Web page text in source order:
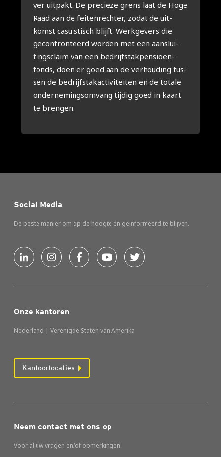
ver uit­pakt. De pre­cie­ze grens laat de Hoge
Raad aan de fei­ten­rech­ter, zodat de uit­
komst casu­ïs­tisch blijft. Werk­ge­vers die
gecon­fron­teerd wor­den met een aan­slui­
tings­claim van een bedrijfs­tak­pen­si­oen­
fonds, doen er goed aan de ver­hou­ding tus­
sen de bedrijfs­tak­ac­ti­vi­tei­ten en de tota­le
onder­ne­mings­om­vang tij­dig goed in kaart
te bren­gen.
Onze kantoren
Nederland | Verenigde Staten van Amerika
Kantoorlocaties
Social Media
De beste manier om op de hoogte én geinformeerd te blijven.
Neem contact met ons op
Voor al uw vragen en/of opmerkingen.